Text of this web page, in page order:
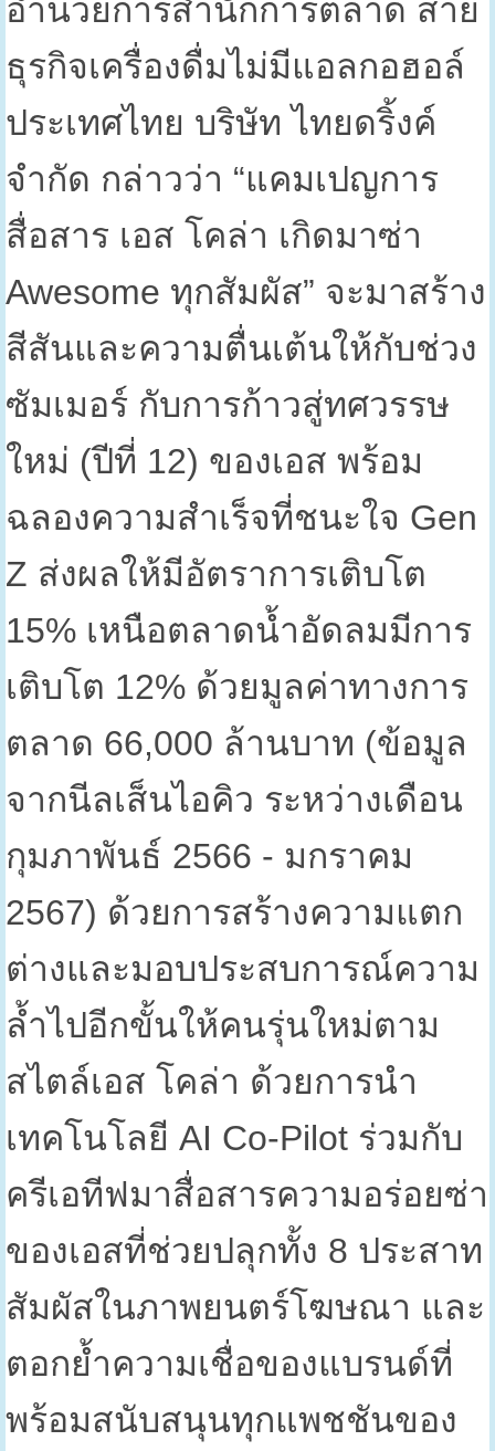
อำนวยการสำนักการตลาด สาย
ธุรกิจเครื่องดื่มไม่มีแอลกอฮอล์
ประเทศไทย บริษัท ไทยดริ้งค์
จำกัด กล่าวว่า “แคมเปญการ
สื่อสาร เอส โคล่า เกิดมาซ่า
Awesome ทุกสัมผัส” จะมาสร้าง
สีสันและความตื่นเต้นให้กับช่วง
ซัมเมอร์ กับการก้าวสู่ทศวรรษ
ใหม่ (ปีที่ 12) ของเอส พร้อม
ฉลองความสำเร็จที่ชนะใจ Gen
Z ส่งผลให้มีอัตราการเติบโต
15%เหนือตลาดน้ำอัดลมมีการ
เติบโต 12%ด้วยมูลค่าทางการ
ตลาด 66,000 ล้านบาท (ข้อมูล
จากนีลเส็นไอคิว ระหว่างเดือน
กุมภาพันธ์ 2566 - มกราคม
2567) ด้วยการสร้างความแตก
ต่างและมอบประสบการณ์ความ
ล้ำไปอีกขั้นให้คนรุ่นใหม่ตาม
สไตล์เอส โคล่า ด้วยการนำ
เทคโนโลยี AI Co-Pilot ร่วมกับ
ครีเอทีฟมาสื่อสารความอร่อยซ่า
ของเอสที่ช่วยปลุกทั้ง 8 ประสาท
สัมผัสในภาพยนตร์โฆษณา และ
ตอกย้ำความเชื่อของแบรนด์ที่
พร้อมสนับสนุนทุกแพชชันของ